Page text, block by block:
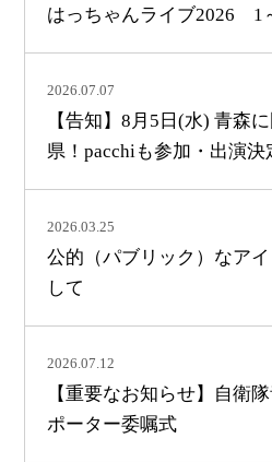
はっちゃんライブ2026 1
2026.07.07
【告知】8月5日(水) 青森
県！pacchiも参加・出演決
2026.03.25
公的（パブリック）なア
して
2026.07.12
【重要なお知らせ】自衛
ポーター委嘱式